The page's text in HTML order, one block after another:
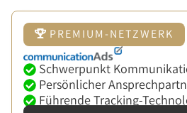
PREMIUM-NETZWERK
Schwerpunkt
Persönlicher
Führende Tracking-